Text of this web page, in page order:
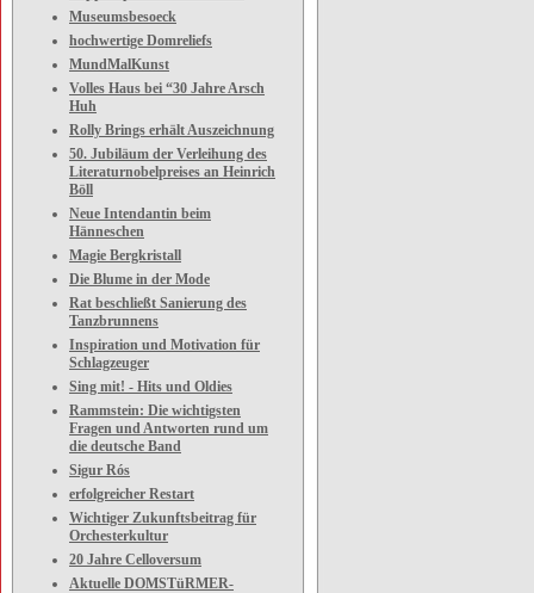
Museumsbesoeck
hochwertige Domreliefs
MundMalKunst
Volles Haus bei “30 Jahre Arsch
Huh
Rolly Brings erhält Auszeichnung
50. Jubiläum der Verleihung des
Literaturnobelpreises an Heinrich
Böll
Neue Intendantin beim
Hänneschen
Magie Bergkristall
Die Blume in der Mode
Rat beschließt Sanierung des
Tanzbrunnens
Inspiration und Motivation für
Schlagzeuger
Sing mit! - Hits und Oldies
Rammstein: Die wichtigsten
Fragen und Antworten rund um
die deutsche Band
Sigur Rós
erfolgreicher Restart
Wichtiger Zukunftsbeitrag für
Orchesterkultur
20 Jahre Celloversum
Aktuelle DOMSTüRMER-